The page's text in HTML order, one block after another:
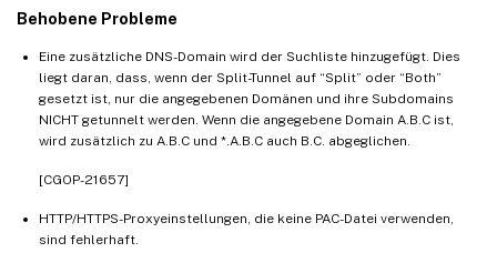
Behobene Probleme
Eine zusätzliche DNS-Domain wird der Suchliste hinzugefügt. Dies
liegt daran, dass, wenn der Split-Tunnel auf “Split” oder “Both”
gesetzt ist, nur die angegebenen Domänen und ihre Subdomains
NICHT getunnelt werden. Wenn die angegebene Domain A.B.C ist,
wird zusätzlich zu A.B.C und *.A.B.C auch B.C. abgeglichen.
[CGOP-21657]
HTTP/HTTPS-Proxyeinstellungen, die keine PAC-Datei verwenden,
sind fehlerhaft.